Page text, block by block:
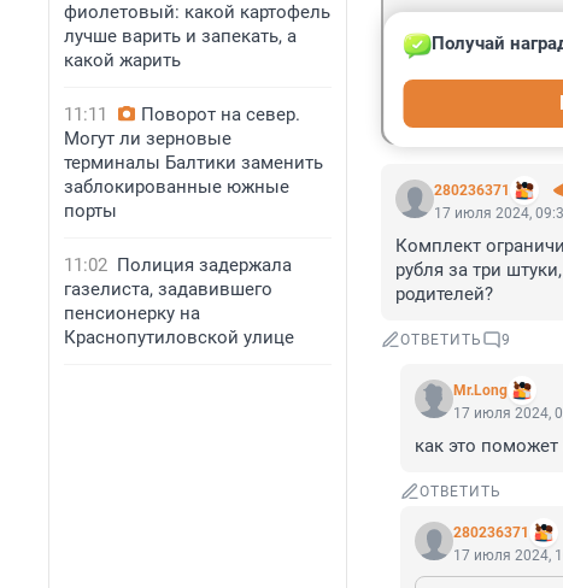
фиолетовый: какой картофель
лучше варить и запекать, а
какой жарить
11:11
Поворот на север.
Могут ли зерновые
терминалы Балтики заменить
заблокированные южные
порты
11:02 Полиция задержала
газелиста, задавившего
пенсионерку на
Краснопутиловской улице
280236371
Получай
17 июля 2024,
Комплект
рубля за три
родителей?
ОТВЕТИТЬ 9
Mr.Long
17 июля 2024,
как это
ОТВЕТИТЬ
280236371
17 июля 2024,